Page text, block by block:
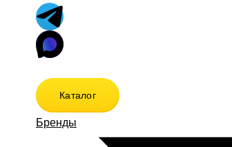
Каталог
Бренды